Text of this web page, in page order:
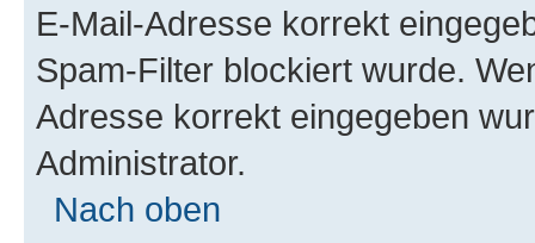
E-Mail-Adresse korrekt
Spam-Filter blockiert wurde.
Adresse korrekt eingegeben
Administrator.
Nach oben